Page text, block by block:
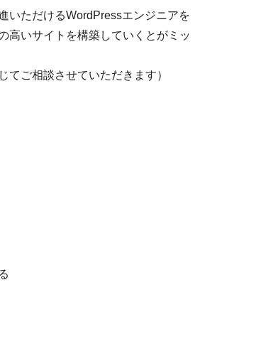
いただけるWordPressエンジニアを
高いサイトを構築していくとがミッ
てご相談させていただきます）